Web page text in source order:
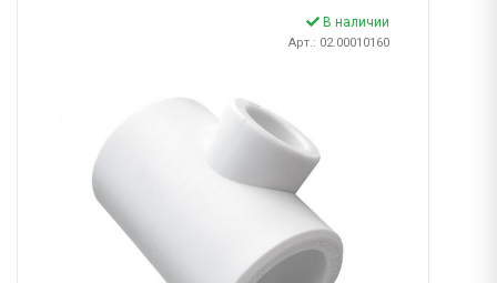
В наличии
Арт.: 02.00010160